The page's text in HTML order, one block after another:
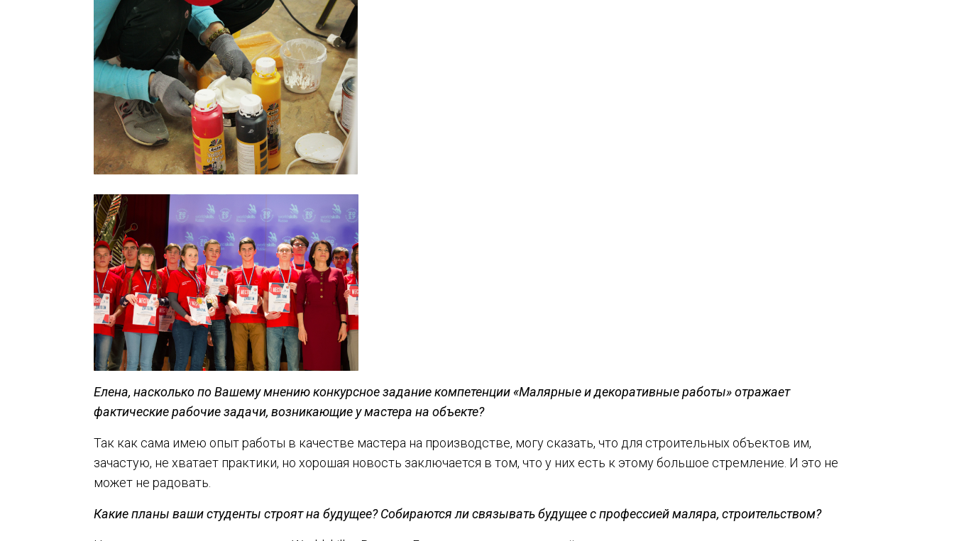
Елена, насколько по Вашему мнению конкурсное задание компетенции «Малярные и декоративные работы» отражает
фактические рабочие задачи, возникающие у мастера на объекте?
Так как сама имею опыт работы в качестве мастера на производстве, могу сказать, что для строительных объектов им,
зачастую, не хватает практики, но хорошая новость заключается в том, что у них есть к этому большое стремление. И это не
может не радовать.
Какие планы ваши студенты строят на будущее? Собираются ли связывать будущее с профессией маляра, строительством?